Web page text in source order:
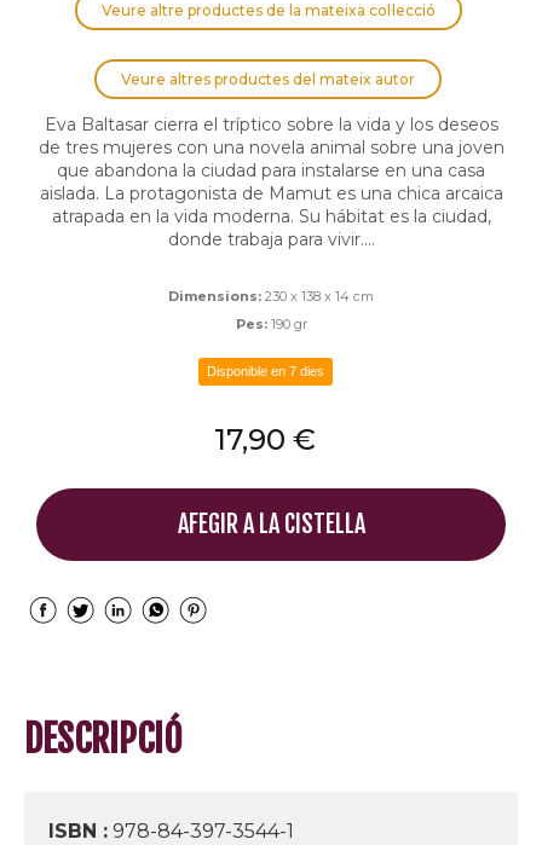
Veure altre productes de la mateixa col·lecció
Veure altres productes del mateix autor
Eva Baltasar cierra el tríptico sobre la vida y los deseos
de tres mujeres con una novela animal sobre una joven
que abandona la ciudad para instalarse en una casa
aislada. La protagonista de Mamut es una chica arcaica
atrapada en la vida moderna. Su hábitat es la ciudad,
donde trabaja para vivir....
Dimensions: 230 x 138 x 14 cm
Pes: 190 gr
Disponible en 7 dies
17,90 €
AFEGIR A LA CISTELLA
DESCRIPCIÓ
ISBN : 978-84-397-3544-1